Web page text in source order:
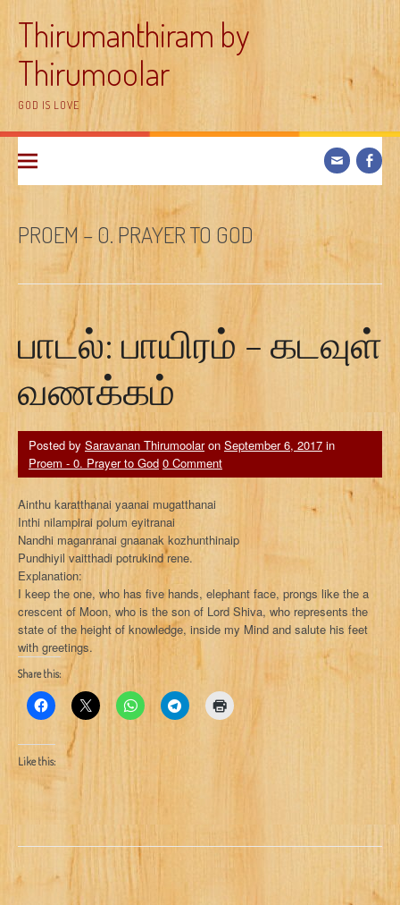
contentThirumanthiram by
Thirumoolar
GOD IS LOVE
PROEM – 0. PRAYER TO GOD
பாடல்: பாயிரம் – கடவுள்
வணக்கம்
Posted by Saravanan Thirumoolaron September 6, 2017 in
Proem - 0. Prayer to God 0 Comment
Ainthu karatthanai yaanai mugatthanai
Inthi nilampirai polum eyitranai
Nandhi maganranai gnaanak kozhunthinaip
Pundhiyil vaitthadi potrukind rene.
Explanation:
I keep the one, who has five hands, elephant face, prongs like the a
crescent of Moon, who is the son of Lord Shiva, who represents the
state of the height of knowledge, inside my Mind and salute his feet
with greetings.
Share this:
Like this: